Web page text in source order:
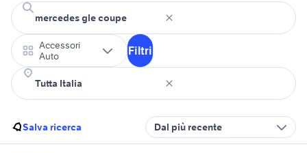
Accessori
Auto
Filtri
Salva ricerca Dal più recente